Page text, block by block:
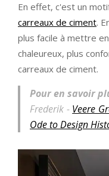
En effet, c'est un
carreaux de ciment.
plus facile à mettre
chaleureux, plus
carreaux de ciment.
Pour en savoir
Frederik - Veere
Ode to Design